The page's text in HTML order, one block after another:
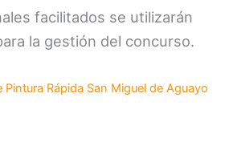
facilitados se utilizarán
la gestión del concurso.
Rápida San Miguel de Aguayo